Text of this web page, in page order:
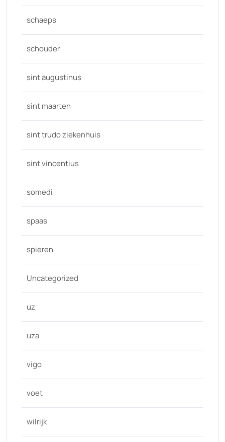
schaeps
schouder
sint augustinus
sint maarten
sint trudo ziekenhuis
sint vincentius
somedi
spaas
spieren
Uncategorized
uz
uza
vigo
voet
wilrijk